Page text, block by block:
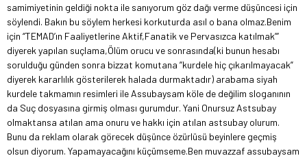
samimiyetinin geldiği nokta ile sanıyorum göz dağı verme düşüncesi için
söylendi. Bakın bu söylem herkesi korkuturda asıl o bana olmaz.Benim
için ‘’TEMAD’ın Faaliyetlerine Aktif,Fanatik ve Pervasızca katılmak’’’
diyerek yapılan suçlama,Ölüm orucu ve sonrasında(ki bunun hesabı
sorulduğu günden sonra bizzat komutana ”kurdele hiç çıkarılmayacak”
diyerek kararlılık gösterilerek halada durmaktadır) arabama siyah
kurdele takmamın resimleri ile Assubaysam köle de değilim sloganının
da Suç dosyasına girmiş olması gurumdur. Yani Onursuz Astsubay
olmaktansa atılan ama onuru ve hakkı için atılan astsubay olurum.
Bunu da reklam olarak görecek düşünce özürlüsü beyinlere geçmiş
olsun diyorum. Yapamayacağını küçümseme.Ben muvazzaf assubaysam